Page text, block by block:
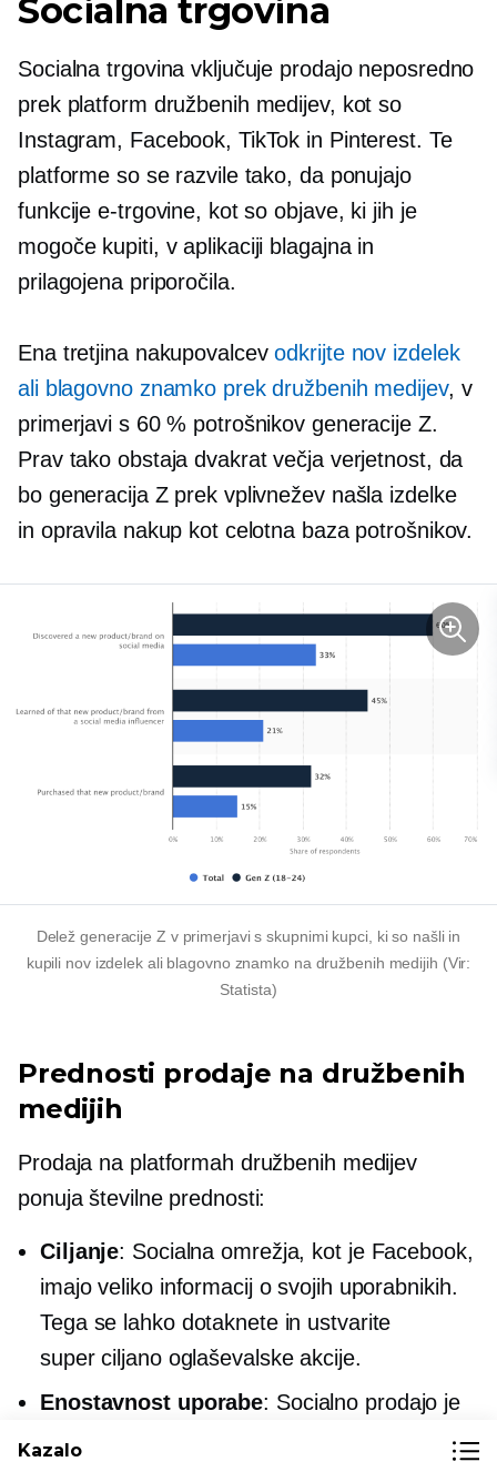
Socialna trgovina
Socialna trgovina vključuje prodajo neposredno
prek platform družbenih medijev, kot so
Instagram, Facebook, TikTok in Pinterest. Te
platforme so se razvile tako, da ponujajo
funkcije e-trgovine, kot so objave, ki jih je
mogoče kupiti, v aplikaciji blagajna in
prilagojena priporočila.
Ena tretjinanakupovalcevodkrijte nov izdelek
ali blagovno znamko prek družbenih medijev, v
primerjavi s 60 % potrošnikov generacije Z.
Prav tako obstaja dvakrat večja verjetnost, da
bo generacija Z prek vplivnežev našla izdelke
in opravila nakup kot celotna baza potrošnikov.
Delež generacije Z v primerjavi s skupnimi kupci, ki so našli in
kupili nov izdelek ali blagovno znamko na družbenih medijih (Vir:
Statista)
Prednosti prodaje na družbenih
medijih
Prodaja na platformah družbenih medijev
ponuja številne prednosti:
Ciljanje: Socialna omrežja, kot je Facebook,
imajo veliko informacij o svojih uporabnikih.
Tega se lahko dotaknete in ustvarite
super ciljanooglaševalske akcije.
Enostavnost uporabe: Socialno prodajo je
razmeroma enostavno začeti. Večina
Kazalo